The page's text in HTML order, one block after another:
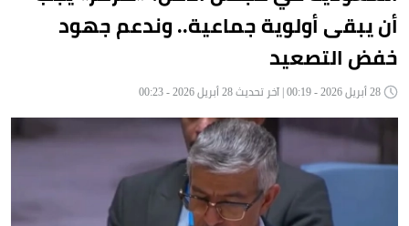
أن يبقى أولوية جماعية.. وندعم جهود
خفض التصعيد